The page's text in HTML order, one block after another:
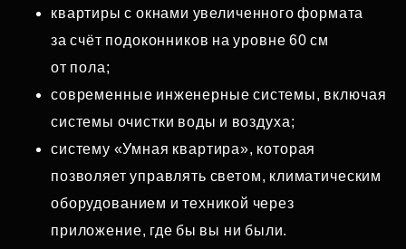
квартиры с окнами увеличенного формата
за счёт подоконников на уровне 60 см
от пола;
современные инженерные системы, включая
системы очистки воды и воздуха;
систему «Умная квартира», которая
позволяет управлять светом, климатическим
оборудованием и техникой через
приложение, где бы вы ни были.